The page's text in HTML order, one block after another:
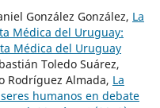
González González, La
Médica del Uruguay:
Médica del Uruguay
Toledo Suárez,
Rodríguez Almada, La
humanos en debate